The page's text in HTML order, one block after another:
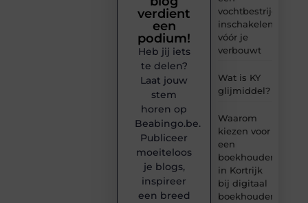
inschakelen
vóór je
verbouwt
Wat is KY
glijmiddel?
Waarom
kiezen voor
een
boekhouder
in Kortrijk
bij digitaal
boekhouden?
verdient
een
podium!
Heb jij iets
te delen?
Laat jouw
stem
horen op
Beabingo.be.
Publiceer
moeiteloos
je blogs,
inspireer
een breed